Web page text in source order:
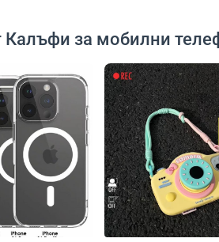
за мобилни